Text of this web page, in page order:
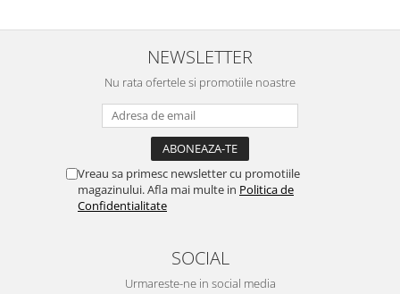
NEWSLETTER
Nu rata ofertele si promotiile noastre
Vreau sa primesc newsletter cu promotiile
magazinului. Afla mai multe in Politica de
Confidentialitate
SOCIAL
Urmareste-ne in social media